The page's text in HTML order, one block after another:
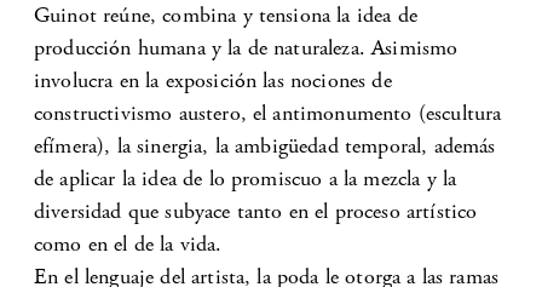
Guinot reúne, combina y tensiona la idea de
producción humana y la de naturaleza. Asimismo
involucra en la exposición las nociones de
constructivismo austero, el antimonumento (escultura
efímera), la sinergia, la ambigüedad temporal, además
de aplicar la idea de lo promiscuo a la mezcla y la
diversidad que subyace tanto en el proceso artístico
como en el de la vida.
En el lenguaje del artista, la poda le otorga a las ramas